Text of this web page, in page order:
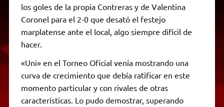
los goles de la propia Contreras y de Valentina
Coronel para el 2-0 que desató el festejo
marplatense ante el local, algo siempre difícil de
hacer.
«Uni» en el Torneo Oficial venía mostrando una
curva de crecimiento que debía ratificar en este
momento particular y con rivales de otras
características. Lo pudo demostrar, superando